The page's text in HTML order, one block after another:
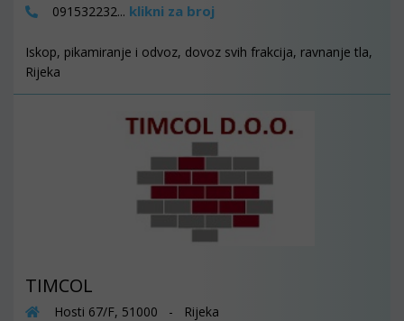
091532232... klikni za broj
Iskop, pikamiranje i odvoz, dovoz svih frakcija, ravnanje tla,
Rijeka
TIMCOL
Hosti 67/F, 51000 - Rijeka